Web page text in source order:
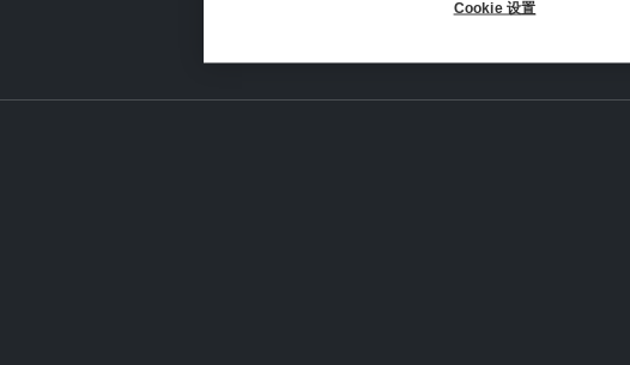
Cookie 设置